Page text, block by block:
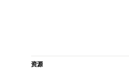
资源